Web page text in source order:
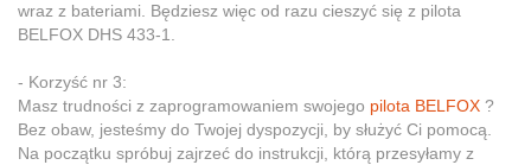
wraz z bateriami. Będziesz więc od razu cieszyć się z pilota
BELFOX DHS 433-1.
- Korzyść nr 3:
Masz trudności z zaprogramowaniem swojego pilota BELFOX ?
Bez obaw, jesteśmy do Twojej dyspozycji, by służyć Ci pomocą.
Na początku spróbuj zajrzeć do instrukcji, którą przesyłamy z